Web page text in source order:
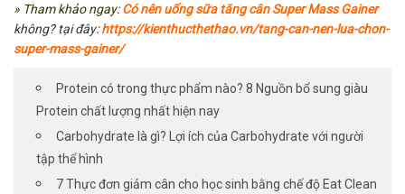
» Tham khảo ngay:Có nên uốngsữa tăng cân Super Mass Gainer
không? tại đây:https://kienthucthethao.vn/tang-can-nen-lua-chon-
super-mass-gainer/
Protein có trong thực phẩm nào? 8 Nguồn bổ sung giàu
Protein chất lượng nhất hiện nay
Carbohydrate là gì? Lợi ích của Carbohydrate với người
tập thể hình
7 Thực đơn giảm cân cho học sinh bằng chế độ Eat Clean